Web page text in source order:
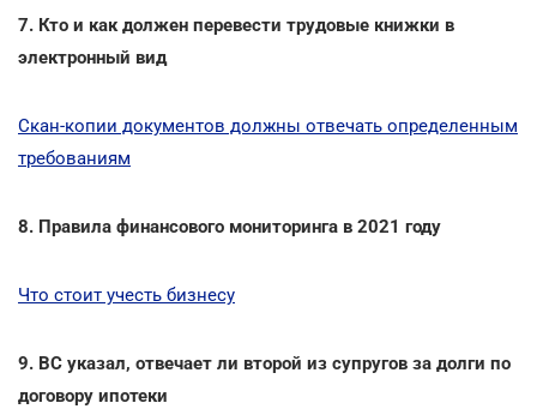
7. Кто и как должен перевести трудовые книжки в
электронный вид
Скан-копии документов должны отвечать определенным
требованиям
8. Правила финансового мониторинга в 2021 году
Что стоит учесть бизнесу
9. ВС указал, отвечает ли второй из супругов за долги по
договору ипотеки